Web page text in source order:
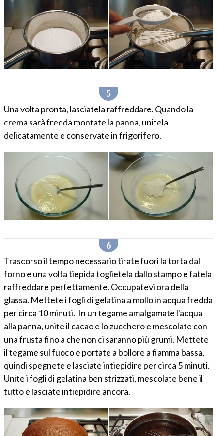
Una volta pronta, lasciatela raffreddare. Quando la
crema sarà fredda montate la panna, unitela
delicatamente e conservate in frigorifero.
Trascorso il tempo necessario tirate fuori la torta dal
forno e una volta tiepida toglietela dallo stampo e fatela
raffreddare perfettamente. Occupatevi ora della
glassa. Mettete i fogli di gelatina a mollo in acqua fredda
per circa 10 minuti. In un tegame amalgamate l'acqua
alla panna, unite il cacao e lo zucchero e mescolate con
una frusta fino a che non ci saranno più grumi. Mettete
il tegame sul fuoco e portate a bollore a fiamma bassa,
quindi spegnete e lasciate intiepidire per circa 5 minuti.
Unite i fogli di gelatina ben strizzati, mescolate bene il
tutto e lasciate intiepidire ancora.